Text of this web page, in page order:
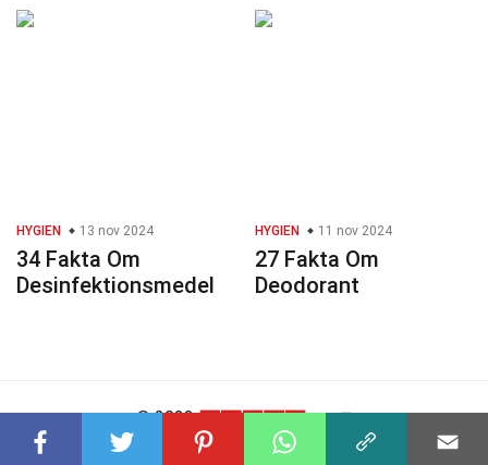
HYGIEN 13 nov 2024
34 Fakta Om
Desinfektionsmedel
HYGIEN 11 nov 2024
27 Fakta Om
Deodorant
© 2023